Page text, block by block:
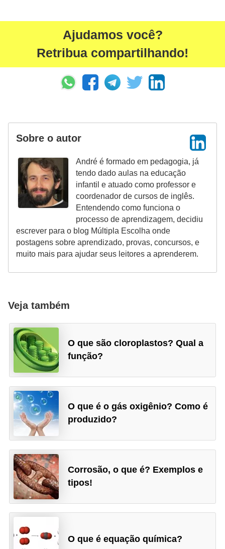
Ajudamos você?
Retribua compartilhando!
Sobre o autor
André é formado em pedagogia, já
tendo dado aulas na educação
infantil e atuado como professor e
coordenador de cursos de inglês.
Entendendo como funciona o
processo de aprendizagem, decidiu
escrever para o blog Múltipla Escolha onde
postagens sobre aprendizado, provas, concursos, e
muito mais para ajudar seus leitores a aprenderem.
Veja também
O que são cloroplastos? Qual a
função?
O que é o gás oxigênio? Como é
produzido?
Corrosão, o que é? Exemplos e
tipos!
O que é equação química?